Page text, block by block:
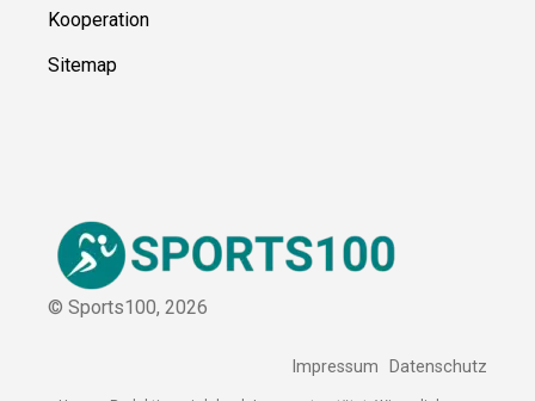
Kooperation
Sitemap
© Sports100, 2026
Impressum Datenschutz